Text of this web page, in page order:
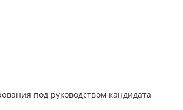
под руководством кандидата